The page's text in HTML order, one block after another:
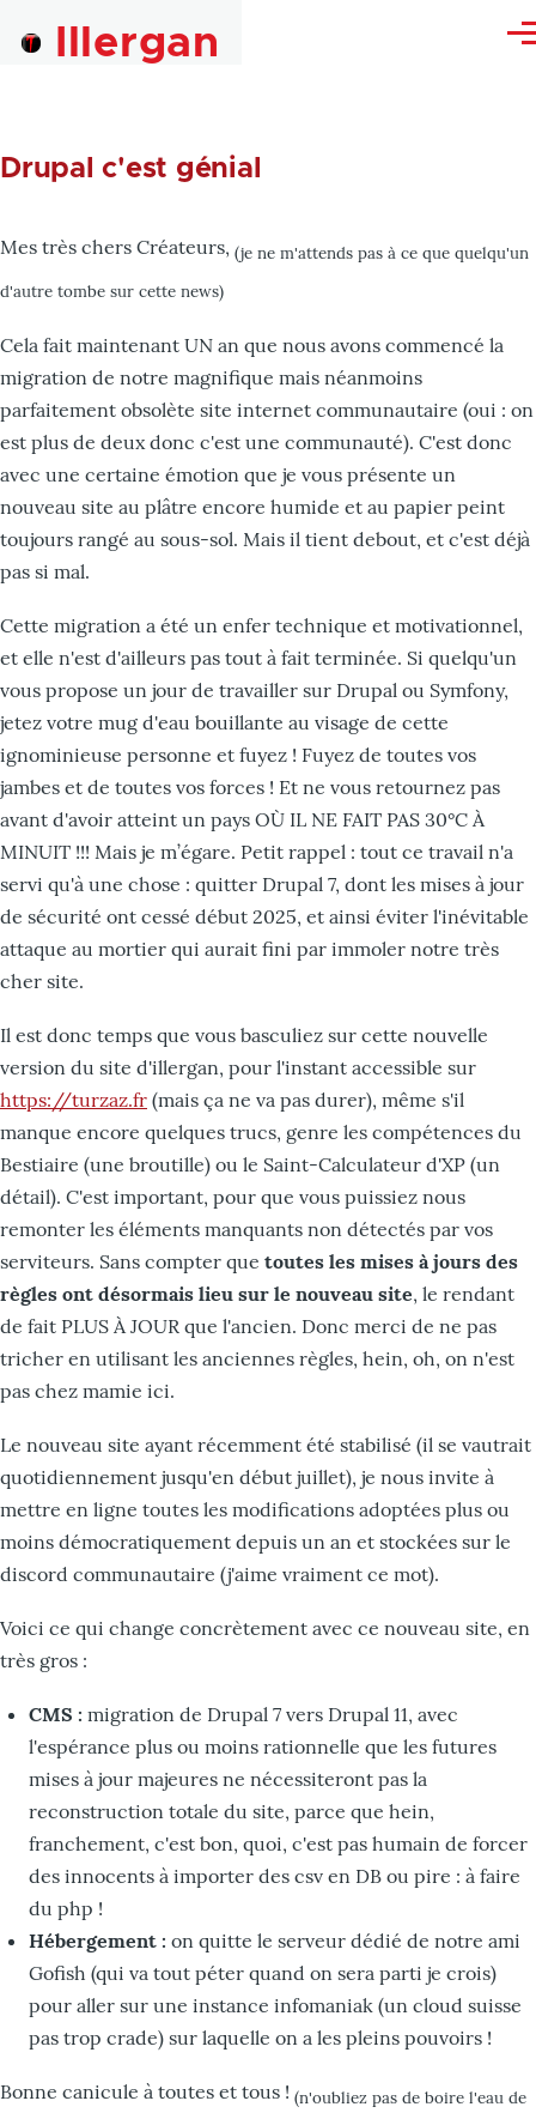
Illergan
Drupal c'est génial
Mes très chers Créateurs, (je ne m'attends pas à ce que quelqu'un
d'autre tombe sur cette news)
Cela fait maintenant UN an que nous avons commencé la
migration de notre magnifique mais néanmoins
parfaitement obsolète site internet communautaire (oui : on
est plus de deux donc c'est une communauté). C'est donc
avec une certaine émotion que je vous présente un
nouveau site au plâtre encore humide et au papier peint
toujours rangé au sous-sol. Mais il tient debout, et c'est déjà
pas si mal.
Cette migration a été un enfer technique et motivationnel,
et elle n'est d'ailleurs pas tout à fait terminée. Si quelqu'un
vous propose un jour de travailler sur Drupal ou Symfony,
jetez votre mug d'eau bouillante au visage de cette
ignominieuse personne et fuyez ! Fuyez de toutes vos
jambes et de toutes vos forces ! Et ne vous retournez pas
avant d'avoir atteint un pays OÙ IL NE FAIT PAS 30°C À
MINUIT !!! Mais je m’égare. Petit rappel : tout ce travail n'a
servi qu'à une chose : quitter Drupal 7, dont les mises à jour
de sécurité ont cessé début 2025, et ainsi éviter l'inévitable
attaque au mortier qui aurait fini par immoler notre très
cher site.
Il est donc temps que vous basculiez sur cette nouvelle
version du site d'illergan, pour l'instant accessible sur
https://turzaz.fr (mais ça ne va pas durer), même s'il
manque encore quelques trucs, genre les compétences du
Bestiaire (une broutille) ou le Saint-Calculateur d'XP (un
détail). C'est important, pour que vous puissiez nous
remonter les éléments manquants non détectés par vos
serviteurs. Sans compter que toutes les mises à jours des
règles ont désormais lieu sur le nouveau site, le rendant
de fait PLUS À JOUR que l'ancien. Donc merci de ne pas
tricher en utilisant les anciennes règles, hein, oh, on n'est
pas chez mamie ici.
Le nouveau site ayant récemment été stabilisé (il se vautrait
quotidiennement jusqu'en début juillet), je nous invite à
mettre en ligne toutes les modifications adoptées plus ou
moins démocratiquement depuis un an et stockées sur le
discord communautaire (j'aime vraiment ce mot).
Voici ce qui change concrètement avec ce nouveau site, en
très gros :
CMS : migration de Drupal 7 vers Drupal 11, avec
l'espérance plus ou moins rationnelle que les futures
mises à jour majeures ne nécessiteront pas la
reconstruction totale du site, parce que hein,
franchement, c'est bon, quoi, c'est pas humain de forcer
des innocents à importer des csv en DB ou pire : à faire
du php !
Hébergement : on quitte le serveur dédié de notre ami
Gofish (qui va tout péter quand on sera parti je crois)
pour aller sur une instance infomaniak (un cloud suisse
pas trop crade) sur laquelle on a les pleins pouvoirs !
Bonne canicule à toutes et tous ! (n'oubliez pas de boire l'eau de